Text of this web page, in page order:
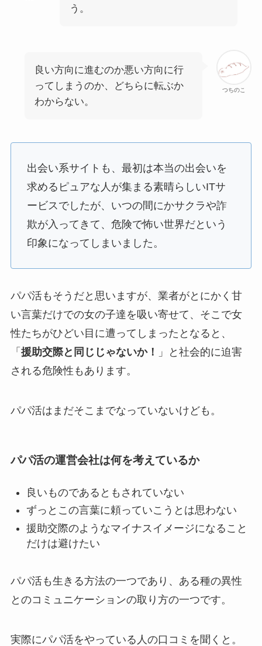
う。
つちのこ
良い方向に進むのか悪い方向に行
ってしまうのか、どちらに転ぶか
わからない。
出会い系サイトも、最初は本当の出会いを
求めるピュアな人が集まる素晴らしいITサ
ービスでしたが、いつの間にかサクラや詐
欺が入ってきて、危険で怖い世界だという
印象になってしまいました。
パパ活もそうだと思いますが、業者がとにかく甘
い言葉だけでの女の子達を吸い寄せて、そこで女
性たちがひどい目に遭ってしまったとなると、
「 援助交際と同じじゃないか！
」と社会的に迫害
される危険性もあります。
パパ活はまだそこまでなっていないけども。
パパ活の運営会社は何を考えているか
良いものであるともされていない
ずっとこの言葉に頼っていこうとは思わない
援助交際のようなマイナスイメージになること
だけは避けたい
パパ活も生きる方法の一つであり、ある種の異性
とのコミュニケーションの取り方の一つです。
実際にパパ活をやっている人の口コミを聞くと。